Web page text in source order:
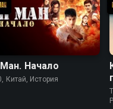
Начало
Китай, История